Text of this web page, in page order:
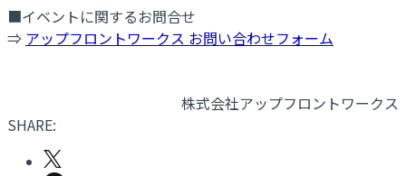
■イベントに関するお問合せ
⇒ アップフロントワークス お問い合わせフォーム
株式会社アップフロントワークス
SHARE: